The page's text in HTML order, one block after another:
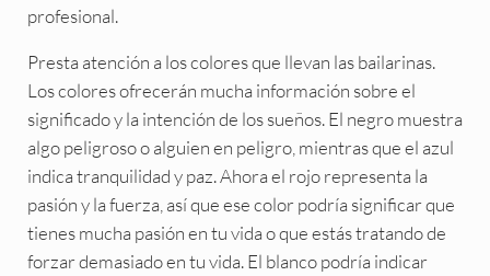
profesional.
Presta atención a los colores que llevan las bailarinas.
Los colores ofrecerán mucha información sobre el
significado y la intención de los sueños. El negro muestra
algo peligroso o alguien en peligro, mientras que el azul
indica tranquilidad y paz. Ahora el rojo representa la
pasión y la fuerza, así que ese color podría significar que
tienes mucha pasión en tu vida o que estás tratando de
forzar demasiado en tu vida. El blanco podría indicar